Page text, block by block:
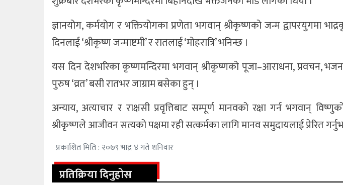
ज्ञानयोग, कर्मयोग र भक्तियोगका प्रणेता भगवान् श्रीकृष्णको जन्म द्वापरयुगमा
दिनलाई ‘श्रीकृष्ण जन्माष्टमी’ र रातलाई ‘मोहरात्रि’ भनिन्छ ।
यस दिन देशभरिका कृष्णमन्दिरमा भगवान् श्रीकृष्णको पूजा–आराधना, प्रवचन,
पुरुष ‘व्रत’ बसी रातभर जाग्राम बसेका हुन् ।
अन्याय, अत्याचार र राक्षसी प्रवृत्तिबाट सम्पूर्ण मानवको रक्षा गर्न भगवान्
श्रीकृष्णले आजीवन सत्यको पक्षमा रही सत्कर्मका लागि मानव समुदायलाई प्रेरित
प्रकाशित मिति : २०७९ भाद्र ४ गते शनिवार
प्रतिक्रिया दिनुहोस